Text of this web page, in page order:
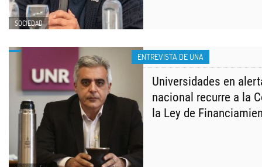
SOCIEDAD
ENTREVISTA DE UNA
Universidades en
nacional recurre a la
la Ley de